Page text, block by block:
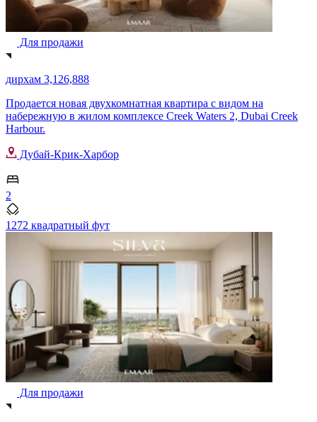
Для продажи
дирхам 3,126,888
Продается новая двухкомнатная квартира с видом на
набережную в жилом комплексе Creek Waters 2, Dubai Creek
Harbour.
Дубай-Крик-Харбор
2
1272 квадратный фут
Для продажи